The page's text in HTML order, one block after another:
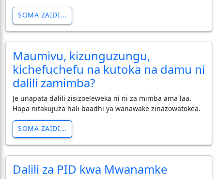
SOMA ZAIDI...
Maumivu, kizunguzungu,
kichefuchefu na kutoka na damu ni
dalili zamimba?
Je unapata dalili zisizoeleweka ni ni za mimba ama laa.
Hapa nitakujuza hali baadhi ya wanawake zinazowatokea.
SOMA ZAIDI...
Dalili za PID kwa Mwanamke